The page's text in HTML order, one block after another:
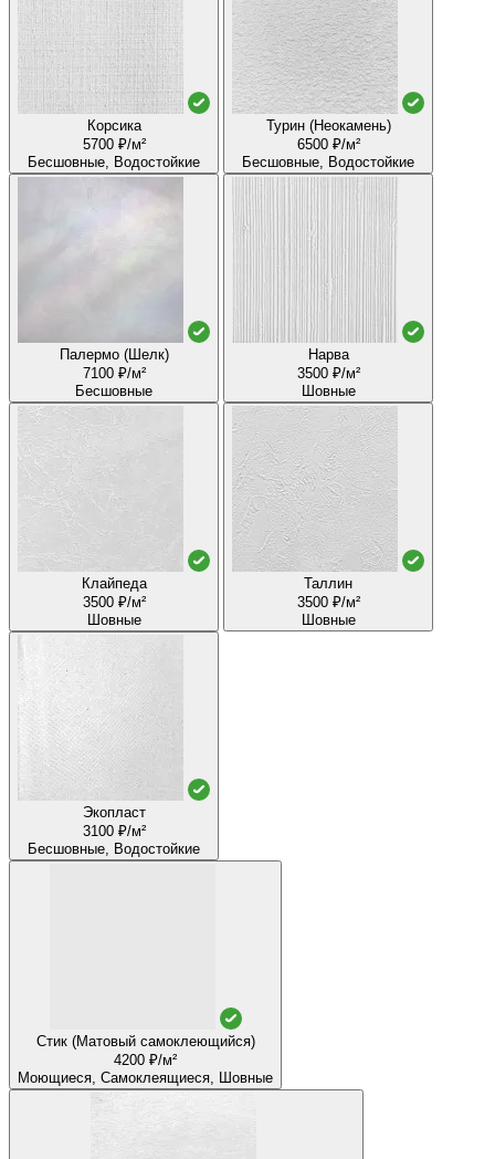
Корсика
5700 ₽/м²
Бесшовные, Водостойкие
Турин (Неокамень)
6500 ₽/м²
Бесшовные, Водостойкие
Палермо (Шелк)
7100 ₽/м²
Бесшовные
Нарва
3500 ₽/м²
Шовные
Клайпеда
3500 ₽/м²
Шовные
Таллин
3500 ₽/м²
Шовные
Экопласт
3100 ₽/м²
Бесшовные, Водостойкие
Стик (Матовый самоклеющийся)
4200 ₽/м²
Моющиеся, Самоклеящиеся, Шовные